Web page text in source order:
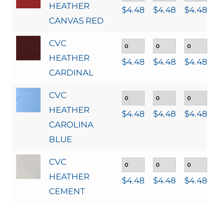
HEATHER
CANVAS RED
$4.48 $4.48 $4.48
CVC
HEATHER
CARDINAL
$4.48 $4.48 $4.48
CVC
HEATHER
CAROLINA
BLUE
$4.48 $4.48 $4.48
CVC
HEATHER
CEMENT
$4.48 $4.48 $4.48